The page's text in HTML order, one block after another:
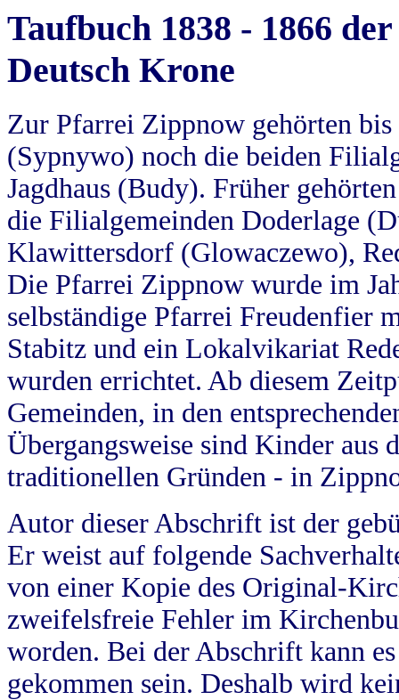
Taufbuch 1838 - 1866
Deutsch Krone
Zur Pfarrei Zippnow gehörten
(Sypnywo) noch die beiden
Jagdhaus (Budy). Früher
die Filialgemeinden Doderlage
Klawittersdorf (Glowaczewo),
Die Pfarrei Zippnow wurde im
selbständige Pfarrei Freudenfier
Stabitz und ein Lokalvikariat
wurden errichtet. Ab diesem
Gemeinden, in den
Übergangsweise sind Kinder aus
traditionellen Gründen - in
Autor dieser Abschrift ist der
Er weist auf folgende
von einer Kopie des Original-
zweifelsfreie Fehler im
worden. Bei der Abschrift kann
gekommen sein. Deshalb wird